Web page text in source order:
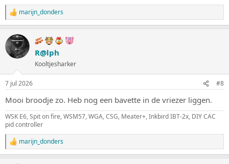
W
a
r
d
e
i
n
g
e
n
:
marijn_donders
R@lph
Kooltjesharker
7 jul 2026 #8
Mooi broodje zo. Heb nog een bavette in de vriezer liggen.
WSK E6, Spit on fire, WSM57, WGA, CSG, Meater+, Inkbird IBT-2x, DIY CAC
pid controller
W
a
marijn_donders